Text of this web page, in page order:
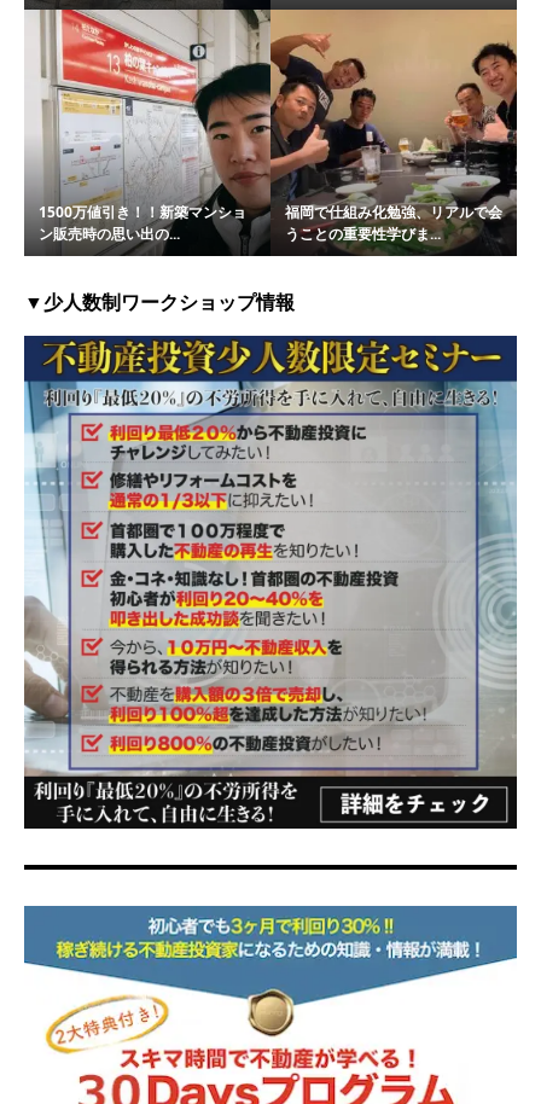
1500万値引き！！新築マンショ
ン販売時の思い出の...
福岡で仕組み化勉強、リアルで会
うことの重要性学びま...
▼少人数制ワークショップ情報